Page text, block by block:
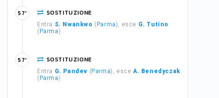
SOSTITUZIONE
Entra S. Nwankwo ( Parma), esce G. Tutino
( Parma)
57'
SOSTITUZIONE
Entra G. Pandev ( Parma), esceA. Benedyczak
( Parma)
57'